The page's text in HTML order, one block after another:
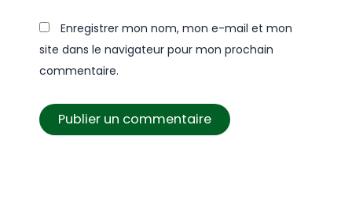
Enregistrer mon nom, mon e-mail et mon
site dans le navigateur pour mon prochain
commentaire.